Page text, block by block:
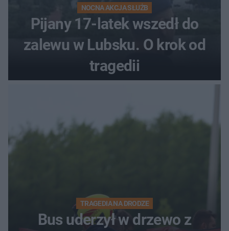
NOCNA AKCJA SŁUŻB
Pijany 17-latek wszedł do
zalewu w Lubsku. O krok od
tragedii
TRAGEDIA NA DRODZE
Bus uderzył w drzewo z